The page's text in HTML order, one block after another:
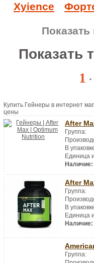
Xyience
Показать
1
Купить Гейнеры в интернет
цены
After
Группа:
В
Единица
Наличие:
After
Группа:
В
Единица
Наличие:
Группа: